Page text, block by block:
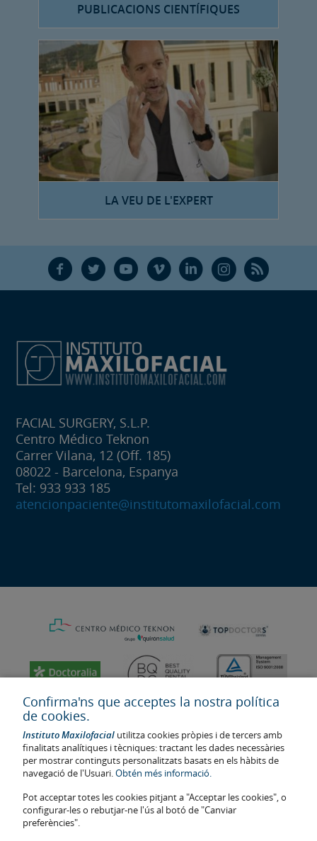
PUBLICACIONS CIENTÍFIQUES
LA VEU DE L'EXPERT
F T Y V L Ñ R
FACIAL SURGERY, S.L.P.
Centro Médico Teknon
Carrer Vilana, 12 (Off. 185)
08022 - Barcelona, Espanya
Tel: 933 933 185
atencionpaciente@institutomaxilofacial.com
Última actualització: 2023
Num. d'autorització de centre sanitari: E08646940
Confirma'ns que acceptes la nostra política
de cookies.
Instituto Maxilofacial utilitza cookies pròpies i de tercers amb
finalitats analítiques i tècniques: tractant les dades necessàries
per mostrar continguts personalitzats basats en els hàbits de
navegació de l'Usuari.Obtén més informació.
Pot acceptar totes les cookies pitjant a "Acceptar les cookies", o
configurar-les o rebutjar-ne l'ús al botó de "Canviar
preferències".